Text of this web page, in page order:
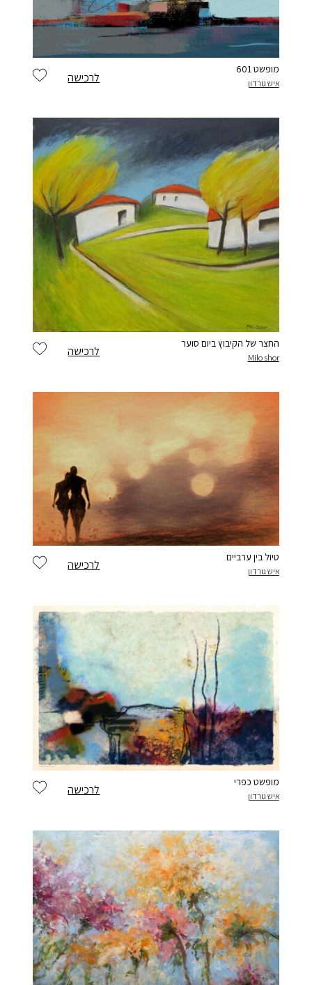
לרכישה
מופשט 601
איש גורדון
לרכישה
החצר של הקיבוץ ביום סוער
Milo shor
לרכישה
טיול בין ערביים
איש גורדון
לרכישה
מופשט כפרי
איש גורדון